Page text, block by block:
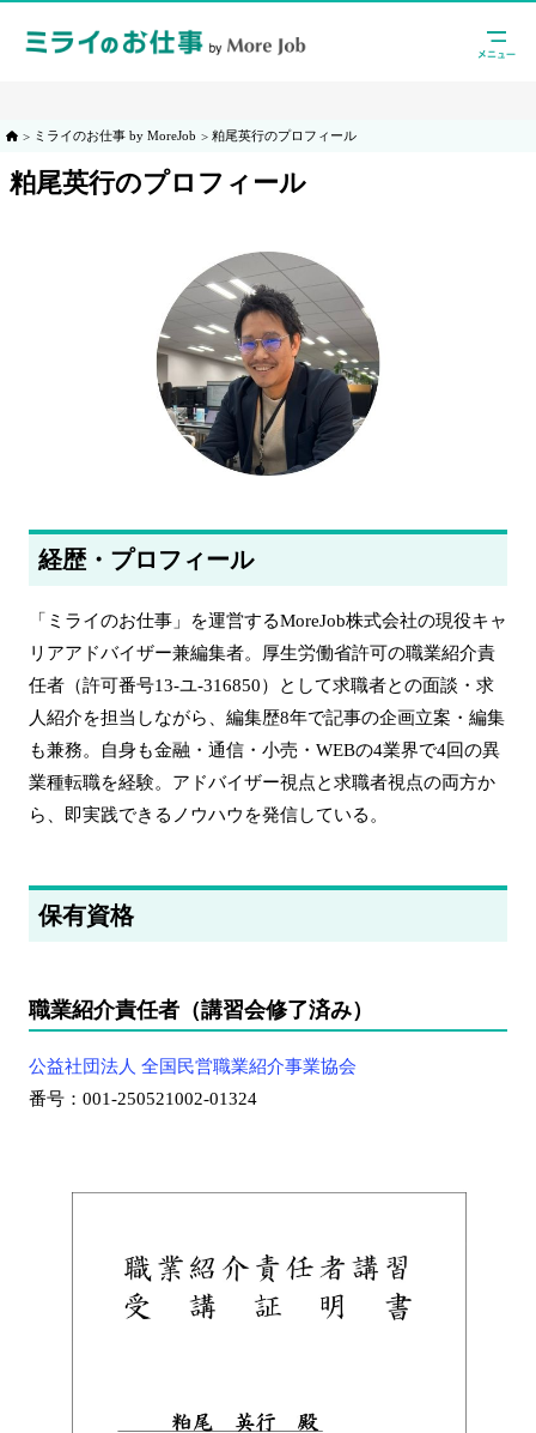
ミライのお仕事 by MoreJob 粕尾英行のプロフィール
粕尾英行のプロフィール
経歴・プロフィール
「ミライのお仕事」を運営するMoreJob株式会社の現役キャ
リアアドバイザー兼編集者。厚生労働省許可の職業紹介責
任者（許可番号13-ユ-316850）として求職者との面談・求
人紹介を担当しながら、編集歴8年で記事の企画立案・編集
も兼務。自身も金融・通信・小売・WEBの4業界で4回の異
業種転職を経験。アドバイザー視点と求職者視点の両方か
ら、即実践できるノウハウを発信している。
保有資格
職業紹介責任者（講習会修了済み）
公益社団法人 全国民営職業紹介事業協会
番号：001-250521002-01324